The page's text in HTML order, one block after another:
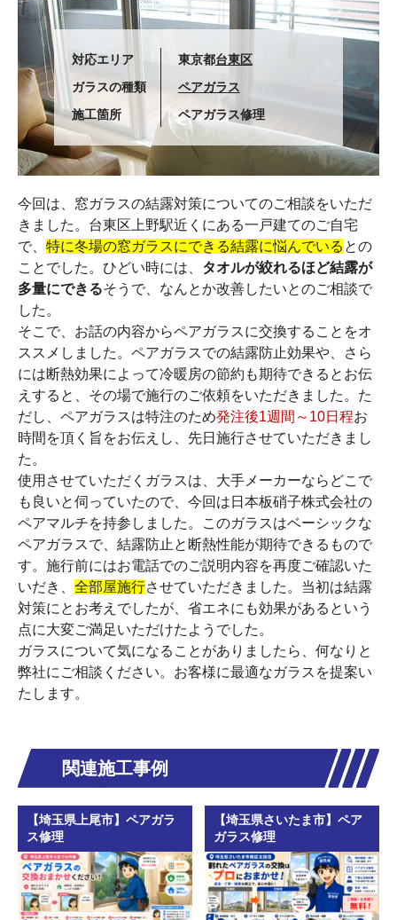
対応エリア 東京都台東区
ガラスの種類
ペアガラス
施工箇所
ペアガラス修理
今回は、窓ガラスの結露対策についてのご相談をいただ
きました。台東区上野駅近くにある一戸建てのご自宅
で、 特に冬場の窓ガラスにできる結露に悩んでいる との
ことでした。ひどい時には、 タオルが絞れるほど結露が
多量にできるそうで、なんとか改善したいとのご相談で
した。
そこで、お話の内容からペアガラスに交換することをオ
ススメしました。ペアガラスでの結露防止効果や、さら
には断熱効果によって冷暖房の節約も期待できるとお伝
えすると、その場で施行のご依頼をいただきました。た
だし、ペアガラスは特注のため発注後1週間～10日程お
時間を頂く旨をお伝えし、先日施行させていただきまし
た。
使用させていただくガラスは、大手メーカーならどこで
も良いと伺っていたので、今回は日本板硝子株式会社の
ペアマルチを持参しました。このガラスはベーシックな
ペアガラスで、結露防止と断熱性能が期待できるもので
す。施行前にはお電話でのご説明内容を再度ご確認いた
いだき、 全部屋施行させていただきました。当初は結露
対策にとお考えでしたが、省エネにも効果があるという
点に大変ご満足いただけたようでした。
ガラスについて気になることがありましたら、何なりと
弊社にご相談ください。お客様に最適なガラスを提案い
たします。
関連施工事例
【埼玉県上尾市】ペアガラ
ス修理
【埼玉県さいたま市】ペア
ガラス修理